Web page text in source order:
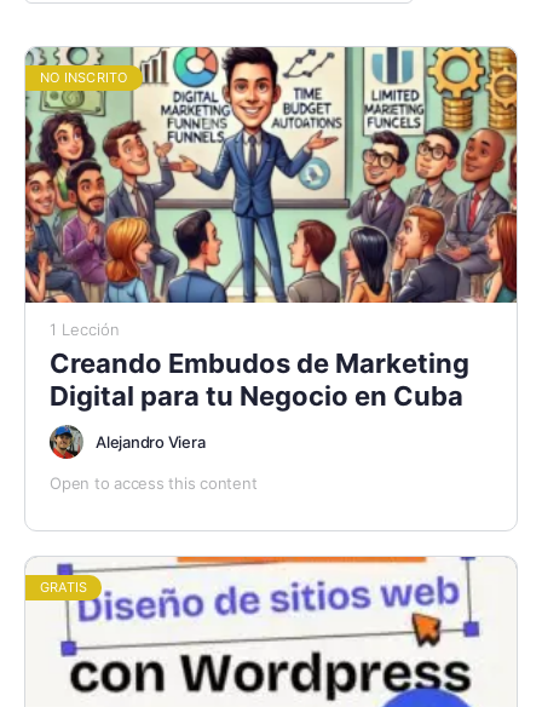
NO INSCRITO
1 Lección
Creando Embudos de Marketing
Digital para tu Negocio en Cuba
Alejandro Viera
Open to access this content
GRATIS